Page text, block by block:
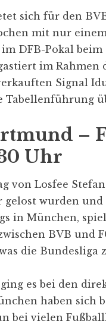
sich für den
mit nur
DFB-Pokal
im Rahmen
Signal
Tabellenführung
–
Uhr
von Losfee
gelost wurden
in München,
BVB und
die Bundesliga
es bei den
haben sich
bei vielen